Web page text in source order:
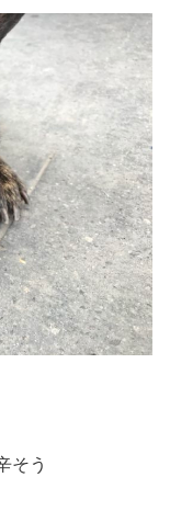
そう